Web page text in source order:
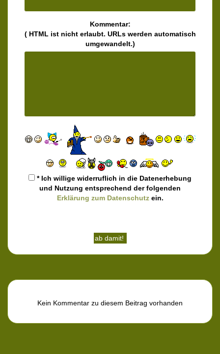
Kommentar:
( HTML ist nichterlaubt. URLs werden automatisch
umgewandelt.)
* Ich willige widerruflich in die Datenerhebung
und Nutzung entsprechend der folgenden
Erklärung zum Datenschutzein.
Kein Kommentar zu diesem Beitrag vorhanden